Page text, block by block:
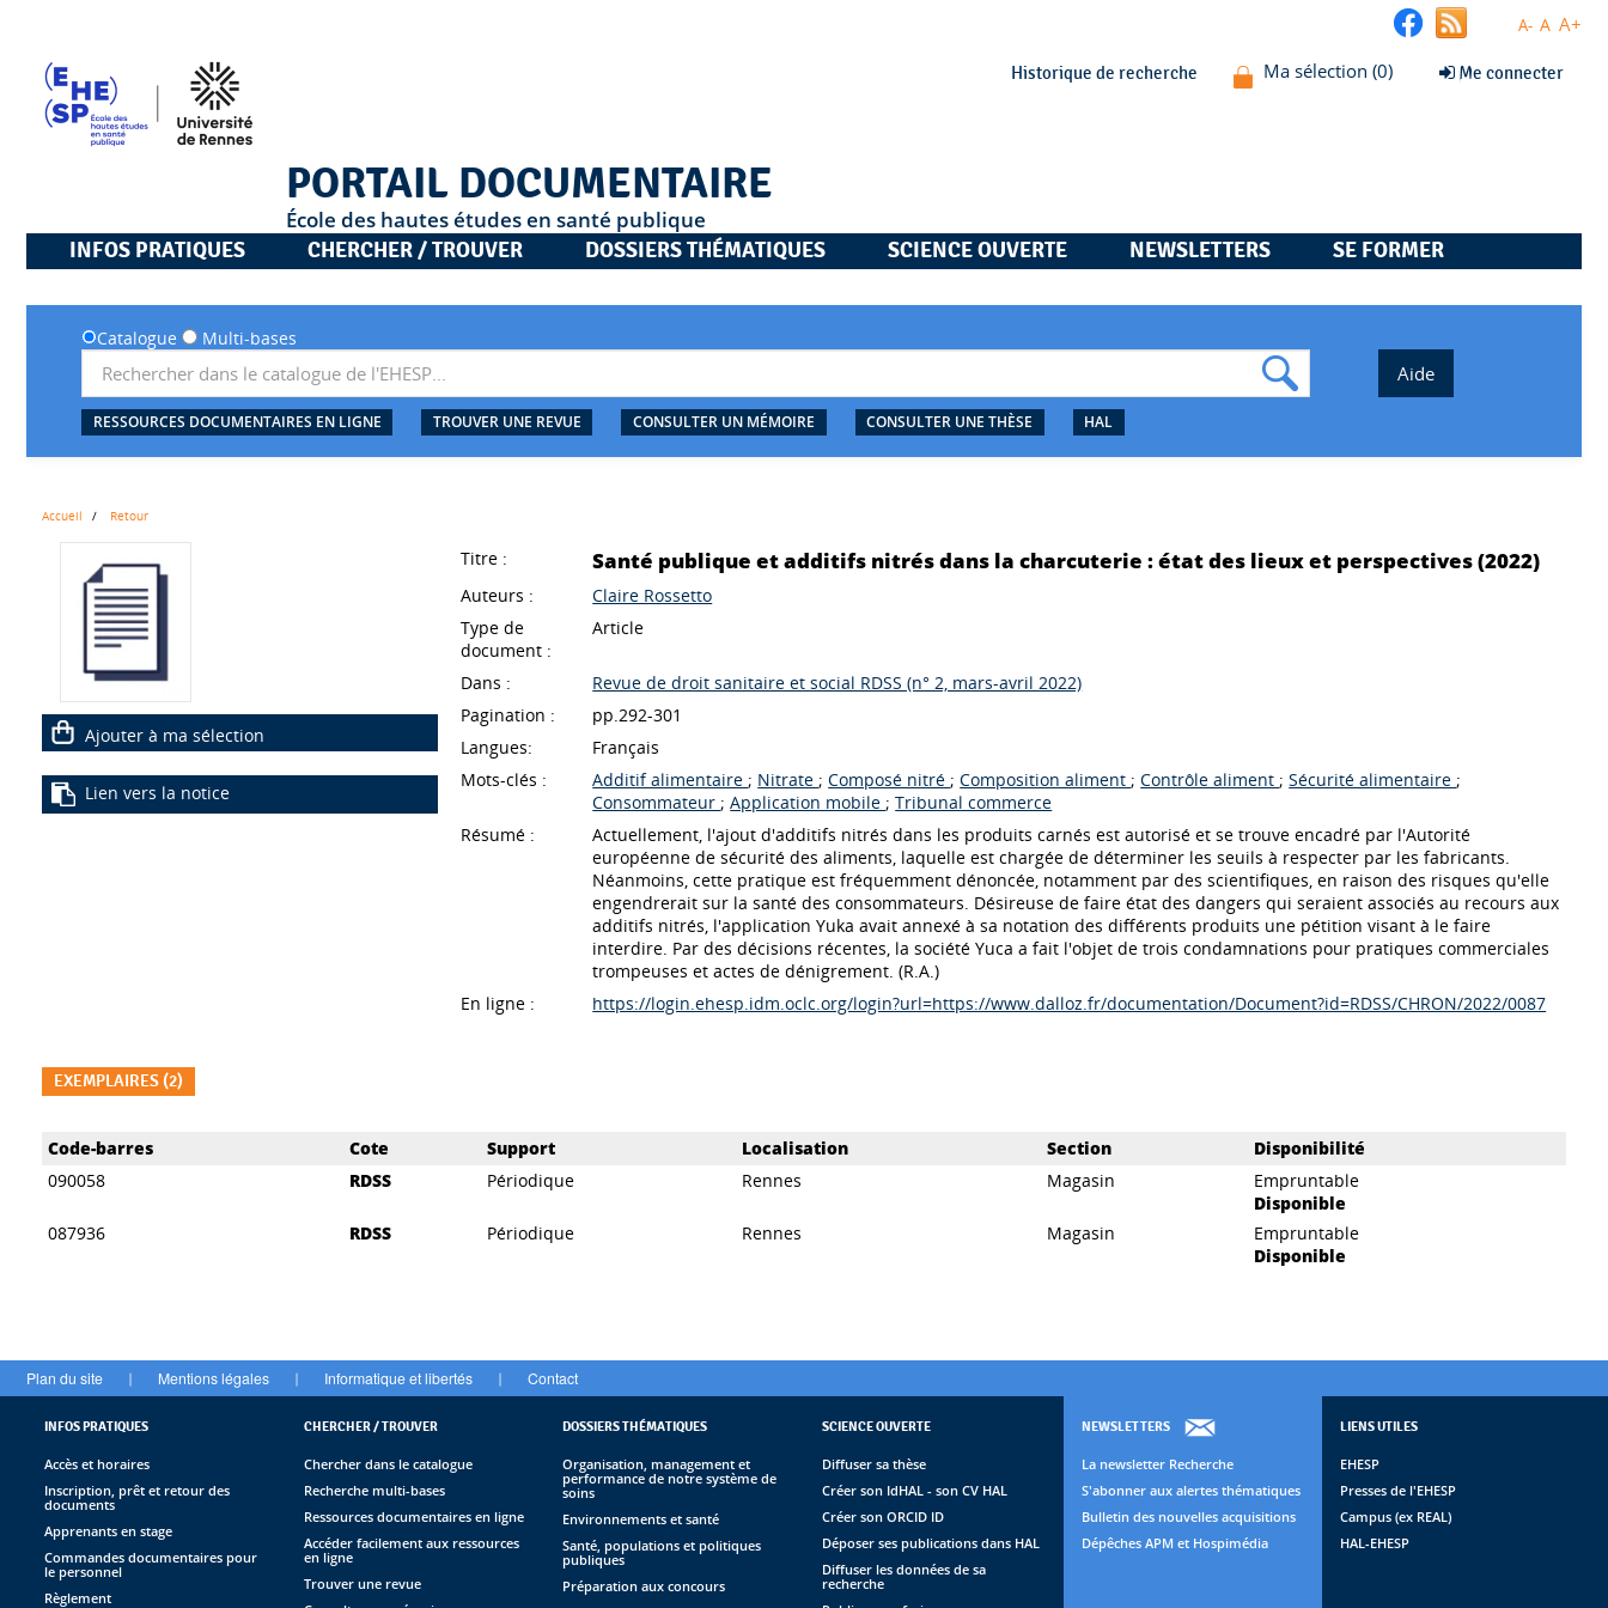
A- A A+
Historique de recherche Me connecter
PORTAIL DOCUMENTAIRE
École des hautes études en santé publique
INFOS PRATIQUES
CHERCHER / TROUVER DOSSIERS THÉMATIQUES SCIENCE OUVERTE NEWSLETTERS SE FORMER
Catalogue Multi-bases
RESSOURCES DOCUMENTAIRES EN LIGNE TROUVER UNE REVUE CONSULTER UN MÉMOIRE CONSULTER UNE THÈSE HAL
Accueil Retour
Ajouter à ma sélection
Lien vers la notice
Titre : Santé publique et additifs nitrés dans la charcuterie : état des lieux et perspectives (2022)
Auteurs :
Claire Rossetto
Type de
document :
Article
Dans :
Revue de droit sanitaire et social RDSS (n° 2, mars-avril 2022)
Pagination :
pp.292-301
Langues:
Français
Mots-clés :
Additif alimentaire ; Nitrate ; Composé nitré ; Composition aliment ; Contrôle aliment ; Sécurité alimentaire ;
Consommateur ; Application mobile ; Tribunal commerce
Résumé :
Actuellement, l'ajout d'additifs nitrés dans les produits carnés est autorisé et se trouve encadré par l'Autorité
européenne de sécurité des aliments, laquelle est chargée de déterminer les seuils à respecter par les fabricants.
Néanmoins, cette pratique est fréquemment dénoncée, notamment par des scientifiques, en raison des risques qu'elle
engendrerait sur la santé des consommateurs. Désireuse de faire état des dangers qui seraient associés au recours aux
additifs nitrés, l'application Yuka avait annexé à sa notation des différents produits une pétition visant à le faire
interdire. Par des décisions récentes, la société Yuca a fait l'objet de trois condamnations pour pratiques commerciales
trompeuses et actes de dénigrement. (R.A.)
En ligne :
https://login.ehesp.idm.oclc.org/login?url=https://www.dalloz.fr/documentation/Document?id=RDSS/CHRON/2022/0087
EXEMPLAIRES (2)
Liste des exemplaires
Code-barres Cote Support Localisation Section
Disponibilité
090058
RDSS Périodique Rennes Magasin
Empruntable
Disponible
087936
RDSS Périodique Rennes Magasin
Empruntable
Disponible
Plan du site | Mentions légales | Informatique et libertés | Contact
INFOS PRATIQUES
Accès et horaires
Inscription, prêt et retour des
documents
Apprenants en stage
Commandes documentaires pour
le personnel
Règlement
CHERCHER / TROUVER
Chercher dans le catalogue
Recherche multi-bases
Ressources documentaires en ligne
Accéder facilement aux ressources
en ligne
Trouver une revue
DOSSIERS THÉMATIQUES
Organisation, management et
performance de notre système de
soins
Environnements et santé
Santé, populations et politiques
publiques
Préparation aux concours
SCIENCE OUVERTE
Diffuser sa thèse
Créer son IdHAL - son CV HAL
Créer son ORCID ID
Déposer ses publications dans HAL
Diffuser les données de sa
recherche
NEWSLETTERS
La newsletter Recherche
S'abonner aux alertes thématiques
Bulletin des nouvelles acquisitions
Dépêches APM et Hospimédia
LIENS UTILES
EHESP
Presses de l'EHESP
Campus (ex REAL)
HAL-EHESP